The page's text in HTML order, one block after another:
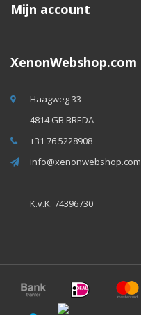
Mijn account
XenonWebshop.com
Haagweg 33
4814 GB BREDA
+31 76 5228908
info@xenonwebshop.com
K.v.K. 74396730